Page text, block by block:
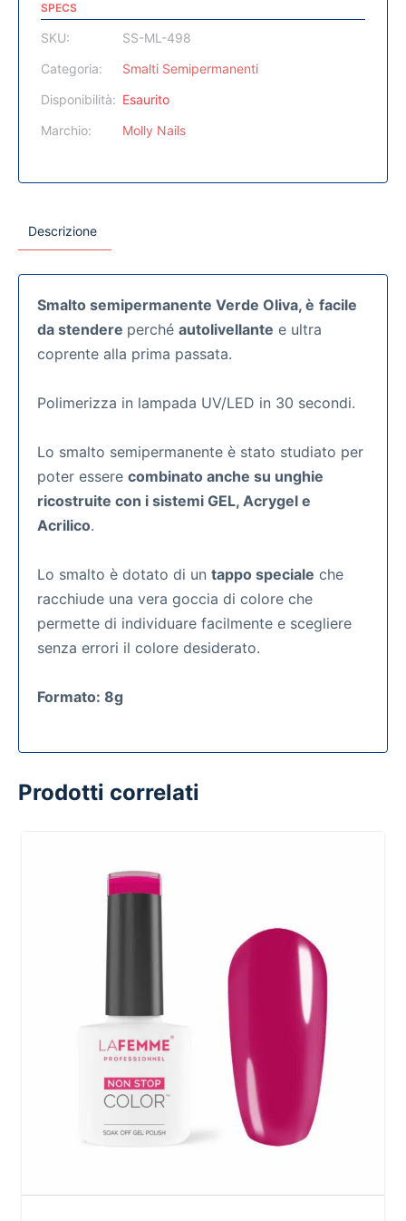
SPECS
SKU:
SS-ML-498
Categoria:
Smalti Semipermanenti
Disponibilità: Esaurito
Marchio:
Molly Nails
Descrizione
Smalto semipermanente Verde Oliva, è facile
da stendere perché autolivellante e ultra
coprente alla prima passata.
Polimerizza in lampada UV/LED in 30 secondi.
Lo smalto semipermanente è stato studiato per
poter essere combinato anche su unghie
ricostruite con i sistemi GEL, Acrygel e
Acrilico.
Lo smalto è dotato di un tappo speciale che
racchiude una vera goccia di colore che
permette di individuare facilmente e scegliere
senza errori il colore desiderato.
Formato: 8g
Prodotti correlati